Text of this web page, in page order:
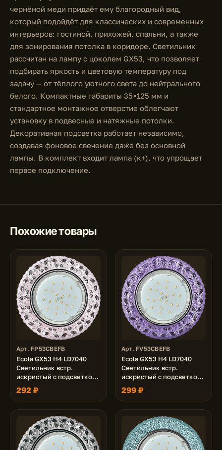
чернёной меди придаёт ему благородный вид,
который подойдёт для классических и современных
интерьеров: гостиной, прихожей, спальни, а также
для зонирования потолка в коридоре. Светильник
рассчитан на лампу с цоколем GX53, что позволяет
подбирать яркость и цветовую температуру под
задачу — от тёплого уютного света до нейтрального
белого. Компактные габариты 35×125 мм и
стандартное монтажное отверстие облегчают
установку в подвесные и натяжные потолки.
Декоративная подсветка работает независимо,
создавая фоновое свечение даже без основной
лампы. В комплект входит лампа (к+), что упрощает
первое подключение.
Похожие товары
Арт. FP53CBEFB
Ecola GX53 H4 LD7040
Светильник встр.
искристый с подсветкой
"Бабочки" Светло-
розовый / Хром 35x125
(к+)
292 ₽
Арт. FV53CBEFB
Ecola GX53 H4 LD7040
Светильник встр.
искристый с подсветкой
"Бабочки" Сиреневый /
Хром 35x125 (к+)
299 ₽